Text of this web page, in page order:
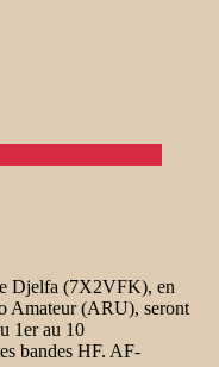
Djelfa (7X2VFK), en
Amateur (ARU), seront
1er au 10
bandes HF. AF-